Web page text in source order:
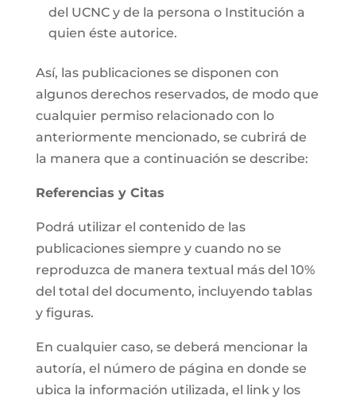
del UCNC y de la persona o Institución a
quien éste autorice.
Así, las publicaciones se disponen con
algunos derechos reservados, de modo que
cualquier permiso relacionado con lo
anteriormente mencionado, se cubrirá de
la manera que a continuación se describe:
Referencias y Citas
Podrá utilizar el contenido de las
publicaciones siempre y cuando no se
reproduzca de manera textual más del 10%
del total del documento, incluyendo tablas
y figuras.
En cualquier caso, se deberá mencionar la
autoría, el número de página en donde se
ubica la información utilizada, el link y los